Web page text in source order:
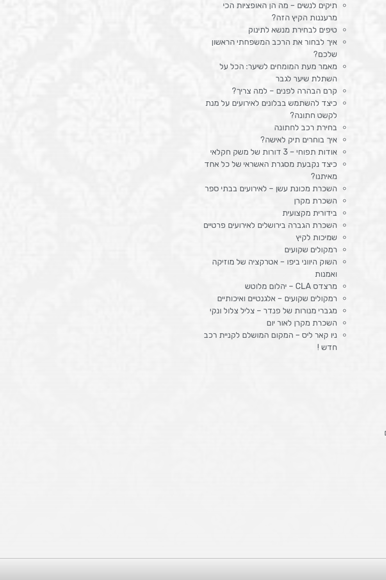
תיקים לנשים – מה הן האופציות הכי
מרעננות הקיץ הזה?
טיפים לבחירת מנשא לתינוק
איך לבחור את הרכב המשפחתי הראשון
שלכם?
מאמר מעת המומחים לשיער: הכל על
השתלת שיער לגבר
קרם הבהרה לפנים – למה צריך?
כיצד להשתמש בבלונים לאירועים על מנת
לקשט חתונה?
בחירת רכב לחתונה
איך בוחרים תיק לאישה?
אודות תפוחי – 3 דורות של משק חקלאי
כיצד נקבעת מסגרת האשראי של כל אחד
מאיתנו?
השכרת מכונת עשן – לאירועים בבתי ספר
השכרת מקרן
בידורית מקצועית
השכרת הגברה בירושלים לאירועים פרטיים
שמיכות לקיץ
רמקולים שקועים
השוק היווני ביפו – אטרקציה של מוזיקה
ואמנות
מרצדס CLA – יהלום מלוטש
רמקולים שקועים – אלגנטיים ואיכותיים
מגברי מנורות של פנדר – צליל צלול ונקי
השכרת מקרן לאור יום
ניו קאר ליס – המקום המושלם לקניית רכב
חדש !